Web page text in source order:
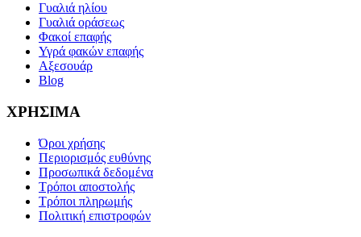
Γυαλιά ηλίου
Γυαλιά οράσεως
Φακοί επαφής
Υγρά φακών επαφής
Αξεσουάρ
Blog
ΧΡΗΣΙΜΑ
Όροι χρήσης
Περιορισμός ευθύνης
Προσωπικά δεδομένα
Τρόποι αποστολής
Τρόποι πληρωμής
Πολιτική επιστροφών